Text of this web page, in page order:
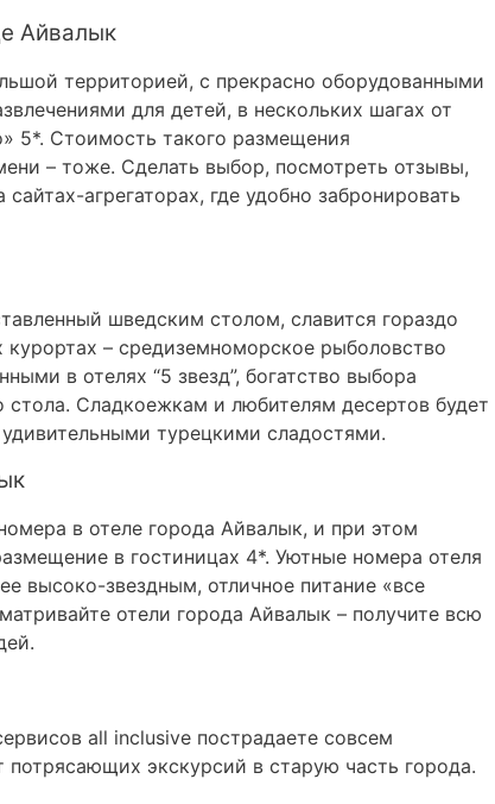
Айвалык
территорией, с прекрасно оборудованными
для детей, в нескольких шагах от
5*. Стоимость такого размещения
– тоже. Сделать выбор, посмотреть отзывы,
агрегаторах, где удобно забронировать
шведским столом, славится гораздо
– средиземноморское рыболовство
в отелях “5 звезд”, богатство выбора
Сладкоежкам и любителям десертов будет
турецкими сладостями.
в отеле города Айвалык, и при этом
в гостиницах 4*. Уютные номера отеля
высоко-звездным, отличное питание «все
отели города Айвалык – получите всю
all inclusive пострадаете совсем
потрясающих экскурсий в старую часть города.